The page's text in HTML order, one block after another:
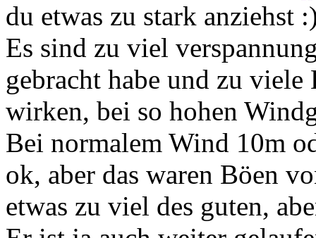
du etwas zu stark anziehst
Es sind zu viel
gebracht habe und zu
wirken, bei so hohen
Bei normalem Wind 10m
ok, aber das waren Böen
etwas zu viel des guten,